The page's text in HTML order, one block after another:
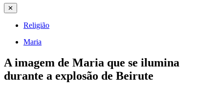
✕
Religião
Maria
A imagem de Maria que se ilumina
durante a explosão de Beirute